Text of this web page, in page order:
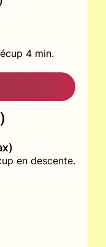
4 min.
en descente.